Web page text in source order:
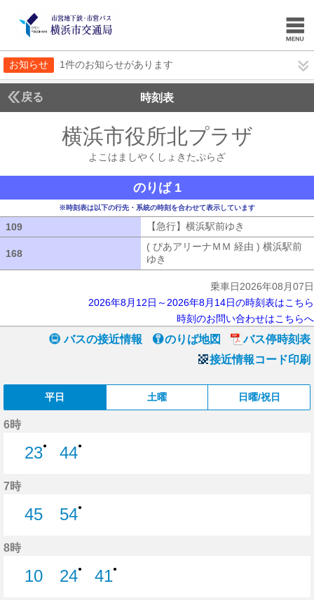
お知らせ 1件のお知らせがあります
戻る 時刻表
横浜市役所北プラザ
よこはましやくしょきたぷらざ
のりば 1
※時刻表は以下の行先・系統の時刻を合わせて表示しています
109 【急行】横浜駅前ゆき
168
( ぴあアリーナＭＭ 経由 ) 横浜駅前
ゆき
乗車日2026年08月07日
2026年8月12日～2026年8月14日の時刻表はこちら
時刻のお問い合わせはこちらへ
バスの接近情報 のりば地図
バス停時刻表
接近情報コード印刷
平日 土曜 日曜/祝日
6時
23●
44●
7時
45
54●
8時
10
24●
41●